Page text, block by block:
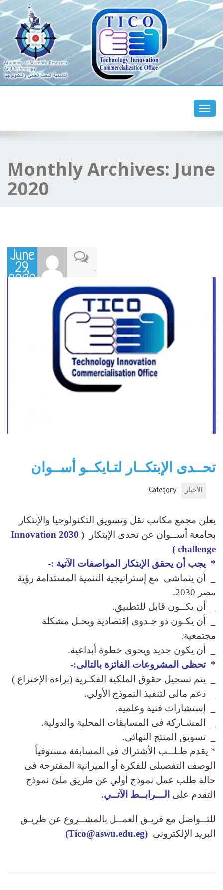
مجمع مكاتب نقل وتسويق
التكنولوجيا والابتكار
Monthly Archives: June
2020
June
29,
2020
-
تحــدى الإبتكــار لتـايكــو أســوان
Category : الأخبار
يعلن مجمع مكاتب نقل وتسويق التكنولوجيا والإبتكار
بجامعة أســوان عن تحدى الإبتكار
( 2030 Innovation
challenge )
* يجب أن يحقق الإبتكار المواصفات الآتية :-
_ أن يتماشى مع إستراتيجية التنمية المستدامة رؤية
مصر 2030.
_ أن يكــون قابل للتطبيق.
_ أن يكـون ذو جـدوى إقتصادية ويحـل مشكلة
مجتمعية.
_ أن يكون جديد ويحوى خطوة أبداعية.
* تحظى المشروعات الفائزة بالتالى:-
_ يتم تسجيل حقوق الملكية الفكـرية (براءة الإختراع )
_ دعم مالى لتنفيذ النموذج الأولي.
_ إستشارات فنية وعلمية.
_ المشـاركة فى المسابقات المحلية والدولية.
_ تسويق المنتج النهائى.
* يقدم طـلــب الأشتراك فى المسابقة مستوفياً
الوصف التفصيلى للفكرة أو الميزانية المقترحة فى
حالة طلب عمل نموذج أولي عن طريق ملئ نموذج
التقدم على الـــرابــط الآتــي.
للتــواصل مع فريـق العمــل بالمشــروع عن طريـق
البريد الإلكترونى (Tico@aswu.edu.eg)